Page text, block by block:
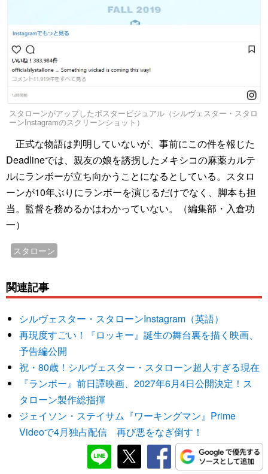
スタローンがアップしたポスタービジュアル（シルヴェスター・スタロ
ーンInstagramのスクリーンショット）
正式な物語は判明していないが、事前にこの件を報じた
Deadlineでは、親友の娘を誘拐したメキシコの麻薬カルテ
ルにランボーが立ち向かうことになるとしている。スタロ
ーンが10年ぶりにランボーを演じるだけでなく、脚本も担
当。監督を務めるかはわかっていない。（編集部・入倉功
一）
スタローン
関連記事
シルヴェスター・スタローンInstagram（英語）
再現度すごい！『ロッキー』誕生の舞台裏を描く映画、
予告編公開
祝・80歳！シルヴェスター・スタローン超人すぎる現在
『ランボー』前日譚映画、2027年6月4日公開決定！ス
タローン製作総指揮
ジェイソン・ステイサム『ワーキングマン』Prime
Videoで4月独占配信 再び悪をなぎ倒す！